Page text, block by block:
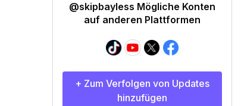
@skipbayless Mögliche Konten
auf anderen Plattformen
+ Zum Verfolgen von Updates
hinzufügen